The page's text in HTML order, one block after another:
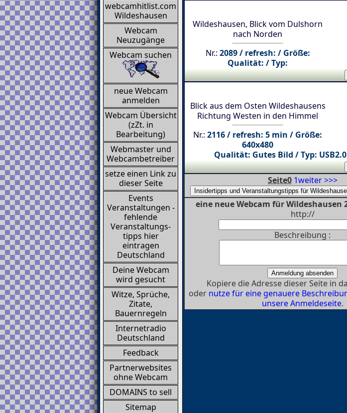
webcamhitlist.com
Wildeshausen
Webcam
Neuzugänge
Webcam suchen
neue Webcam
anmelden
Webcam Übersicht
(zZt. in
Bearbeitung)
Webmaster und
Webcambetreiber
setze einen Link zu
dieser Seite
Events
Veranstaltungen -
fehlende
Veranstaltungs-
tipps hier
eintragen
Deutschland
Deine Webcam
wird gesucht
Witze, Sprüche,
Zitate,
Bauernregeln
Internetradio
Deutschland
Feedback
Partnerwebsites
ohne Webcam
DOMAINS to sell
Sitemap
Wildeshausen, Blick vom Dulshorn
nach Norden
Nr.: 2089 / refresh: / Größe:
Qualität: / Typ:
Blick aus dem Osten Wildeshausens
Richtung Westen in den Himmel
Nr.: 2116 / refresh: 5 min / Größe:
640x480
Qualität: Gutes Bild / Typ: USB2.0
Seite0 1weiter >>>
eine neue Webcam für Wildeshausen
http://
Beschreibung :
Kopiere die Adresse dieser Seite in
oder nutze für eine genauere
unsere Anmeldeseite.